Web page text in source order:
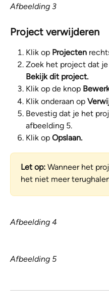
Afbeelding 3
Project verwijderen
Klik op Projecten
Zoek het project dat
Bekijk dit project.
Klik op de knop
Klik onderaan op
Bevestig dat je het
afbeelding 5.
Klik op Opslaan.
Let op: Wanneer het
het niet meer
Afbeelding 4
Afbeelding 5